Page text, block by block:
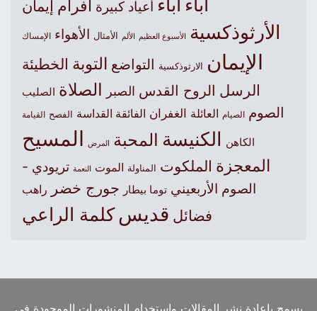
آباءأباء أعياد كبيرة أفرام إيمان
الأرثوذكسية الأسبوع العظيم الألم الأمثال الأهواء الإمساك
الإيمان الارثوذكسية التواضع التوبة الخطيئة
الرسل الروح القدس الصبر الصلاة الصليب
الصوم الصيام العائلة الغفران الفائقة القداسة الفصح القيامة
الكاهن الكنيسةالمحبة المرض المسيح
المعجزة الملكوت المناولة الموت النعمة تريودي -
الصوم الأربعيني توما بيطار جورج خضر راهب
فضائل قديس كلمة الراعي
يسمح بإعادة نشر المقالات واستخدام المنشورات الموجودة في